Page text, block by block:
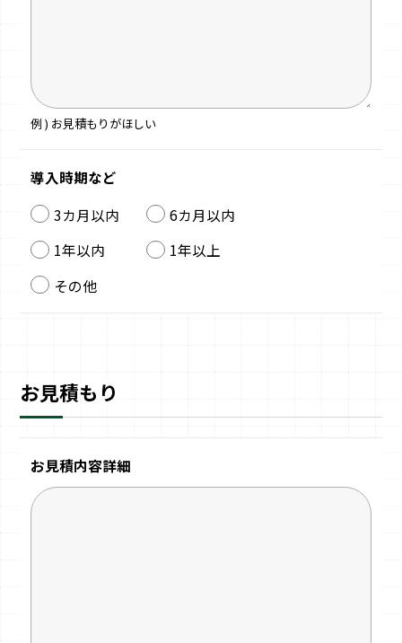
例 ) お見積もりがほしい
導入時期など
3カ月以内
6カ月以内
1年以内
1年以上
その他
お見積もり
お見積内容詳細